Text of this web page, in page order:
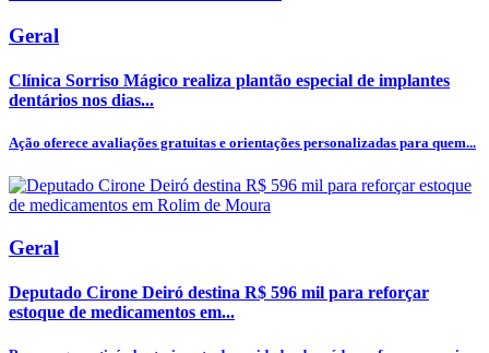
Geral
Clínica Sorriso Mágico realiza plantão especial de implantes
dentários nos dias...
Ação oferece avaliações gratuitas e orientações personalizadas para quem...
Geral
Deputado Cirone Deiró destina R$ 596 mil para reforçar
estoque de medicamentos em...